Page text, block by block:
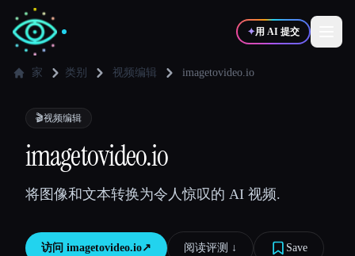
✦用 AI 提交
✍️写作者
💻 开发者
家 类别 视频编辑 imagetovideo.io
🎬视频编辑
imagetovideo.io
将图像和文本转换为令人惊叹的 AI 视频.
访问 imagetovideo.io↗︎ 阅读评测 ↓︎ Save